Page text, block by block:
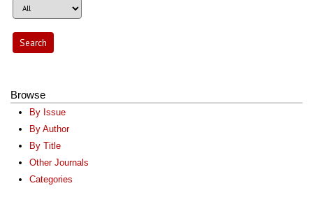
Browse
By Issue
By Author
By Title
Other Journals
Categories